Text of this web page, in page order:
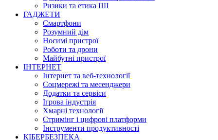
Ризики та етика ШІ
ГАДЖЕТИ
Смартфони
Розумний дім
Носимі пристрої
Роботи та дрони
Майбутні пристрої
ІНТЕРНЕТ
Інтернет та веб-технології
Соцмережі та месенджери
Додатки та сервіси
Ігрова індустрія
Хмарні технології
Стримінг і цифрові платформи
Інструменти продуктивності
КІБЕРБЕЗПЕКА